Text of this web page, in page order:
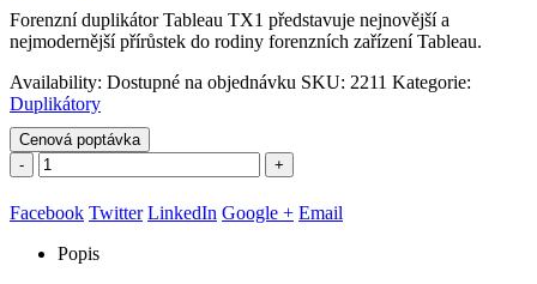
Forenzní duplikátor Tableau TX1 představuje nejnovější a
nejmodernější přírůstek do rodiny forenzních zařízení Tableau.
Availability: Dostupné na objednávku SKU: 2211 Kategorie:
Duplikátory
Cenová poptávka
-
+
Facebook Twitter LinkedIn Google + Email
Popis